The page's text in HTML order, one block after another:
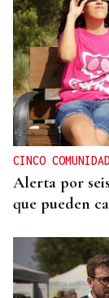
CINCO
Alerta por
que pueden